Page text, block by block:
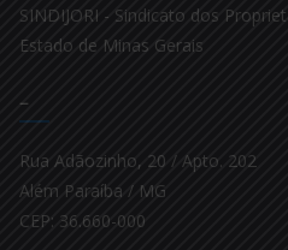
SINDIJORI - Sindicato dos
Estado de Minas Gerais
–
Rua Adãozinho, 20 / Apto. 202
Além Paraíba / MG
CEP: 36.660-000